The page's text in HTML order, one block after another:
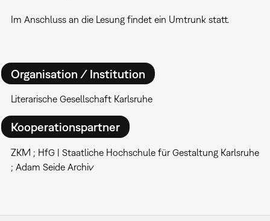
Im Anschluss an die Lesung findet ein Umtrunk statt.
Organisation / Institution
Literarische Gesellschaft Karlsruhe
Kooperationspartner
ZKM ; HfG | Staatliche Hochschule für Gestaltung Karlsruhe
; Adam Seide Archiv